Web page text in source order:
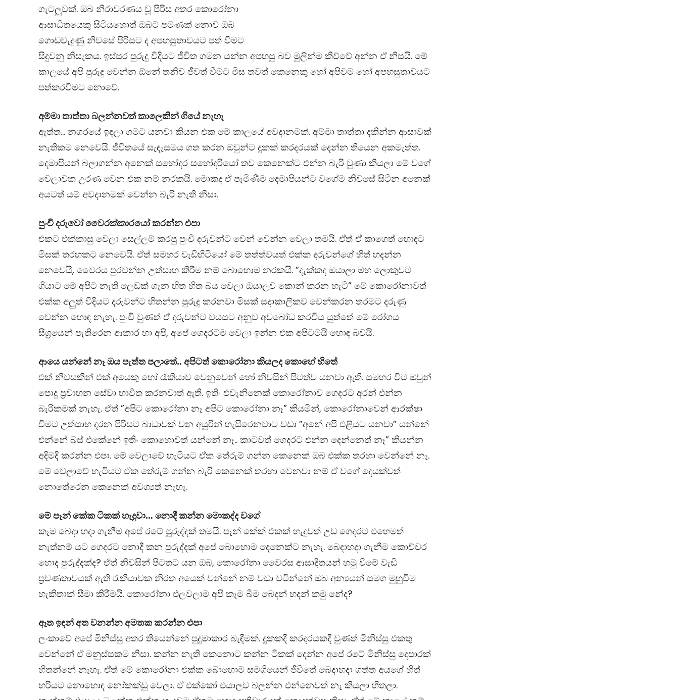
ගැටලුවක්. ඔබ නිරාවරණය වූ පිරිස අතර කොරෝනා
ආසාධිතයෙකු සිටියහොත් ඔබට පමණක් නොව ඔබ
ගොඩවැදුණු නිවසේ පිරිසට ද අපහසුතාවයට පත් වීමට
සිදුවනු නිසැකය. ඉස්සර පුරුදු විදියට ජීවිත ගමන යන්න අපහසු බව මුලින්ම කිව්වේ අන්න ඒ නිසයි. මේ
කාලයේ අපි පුරුදු වෙන්න ඕනේ තනිව ජීවත් වීමට මිස තවත් කෙනෙකු හෝ අපිවම හෝ අපහසුතාවයට
පත්කරවීමට නොවේ.
අම්මා තාත්තා බලන්නවත් කාලෙකින් ගියේ නැහැ
ඇත්ත… නගරයේ ඉඳලා ගමට යනවා කියන එක මේ කාලයේ අවදානමක්. අම්මා තාත්තා දකින්න ආසාවක්
නැතිකම නෙවෙයි. ජීවිතයේ සැඳෑසමය ගත කරන ඔවුන්ට දුකක් කරදරයක් දෙන්න තියෙන අකමැත්ත.
දෙමාපියන් බලාගන්න අනෙක් සහෝදර සහෝදරියෝ තව කෙනෙක්ට එන්න බැරි වුණා කියලා මේ වගේ
වෙලාවක උරණ වෙන එක නම් නරකයි. මොකද ඒ පැමිණීම දෙමාපියන්ට වගේම නිවසේ සිටින අනෙක්
අයටත් යම් අවදානමක් වෙන්න බැරි නැති නිසා.
පුංචි දරුවෝ වෛරක්කාරයෝ කරන්න එපා
එකට එක්කාසු වෙලා සෙල්ලම් කරපු පුංචි දරුවන්ට වෙන් වෙන්න වෙලා තමයි. ඒත් ඒ කාගෙත් හොඳට
මිසක් තරහකට නෙවෙයි. ඒත් සමහර වැඩිහිටියෝ මේ තත්ත්වයත් එක්ක දරුවන්ගේ හිත් හදන්න
නෙවෙයි, වෛරය පුරවන්න උත්සාහ කිරීම නම් බොහොම නරකයි. ”දැක්කද ඔයාලා මහ ලොකුවට
ගියාට මේ අපිට නැති ලෙඩක් ගැන හිත හිත බය වෙලා ඔයාලව කොන් කරන හැටි” මේ කොරෝනාවත්
එක්ක අලුත් විදියට දරුවන්ට හිතන්න පුරුදු කරනවා මිසක් සදාකාලිකව වෙන්කරන තරමට දරුණු
වෙන්න හොඳ නැහැ. පුංචි වුණත් ඒ දරුවන්ට වයසට අනුව අවබෝධ කරවිය යුත්තේ මේ රෝගය
සීග්‍රයෙන් පැතිරෙන ආකාර හා අපි, අපේ ගෙදරටම වෙලා ඉන්න එක අපිටමයි හොඳ බවයි.
ආයෙ යන්නේ නෑ ඔය පැත්ත පලාතේ.. අපිටත් කොරෝනා කියලද කොහේ හිතේ
එක් නිවසකින් එක් අයෙකු හෝ රැකියාව වෙනුවෙන් හෝ නිවසින් පිටත්ව යනවා ඇති. සමහර විට ඔවුන්
පොදු ප්‍රවාහන සේවා භාවිත කරනවාත් ඇති. ඉතිං එවැනිනෙක් කොරෝනාව ගෙදරට අරන් එන්න
බැරිකමක් නැහැ. ඒත් ”අපිට කොරෝනා නෑ අපිට කොරෝනා නෑ” කියමින්, කොරෝනාවෙන් ආරක්ෂා
වීමට උත්සාහ දරන පිරිසට බාධාවක් වන අයුරින් හැසිරෙනවාට වඩා ”අනේ අපි එළියට යනවා” යන්නේ
එන්නේ බස් එකේනේ ඉතිං කොහොවත් යන්නේ නෑ.. කාටවත් ගෙදරට එන්න දෙන්නෙත් නෑ” කියන්න
අදිමදි කරන්න එපා. මේ වෙලාවේ හැටියට ඒක තේරුම් ගන්න කෙනෙක් ඔබ එක්ක තරහා වෙන්නේ නෑ.
මේ වෙලාවේ හැටියට ඒක තේරුම් ගන්න බැරි කෙනෙක් තරහා වෙනවා නම් ඒ වගේ දෙයක්වත්
නොතේරෙන කෙනෙක් අවශ්‍යත් නැහැ.
මේ පෑන් කේක ටිකක් හැදුවා… නොදී කන්න මොකද්ද වගේ
කෑම බෙදා හදා ගැනීම අපේ රටේ පුරුද්දක් තමයි. පෑන් කේක් එකක් හැදුවත් උඩ ගෙදරට එහෙමත්
නැත්නම් යට ගෙදරට නොදී කන පුරුද්දක් අපේ බොහොම දෙනෙක්ට නැහැ. බෙදාහදා ගැනීම කොච්චර
හොද පුරුද්දක්ද? ඒත් නිවසින් පිටතට යන ඔබ, කොරෝනා වෛරස ආසාදිතයන් හමු වීමේ වැඩි
ප්‍රවණතාවයක් ඇති රැකියාවක නිරත අයෙක් වන්නේ නම් වඩා වටින්නේ ඔබ අන්‍යයන් සමග මුහුවීම
හැකිතාක් සීමා කිරීමයි. කොරෝනා එලවලාම අපි කෑම බීම බෙදන් හදන් කමු නේද?
ඈත ඉඳන් අත වනන්න අමතක කරන්න එපා
ලංකාවේ අපේ මිනිස්සු අතර තියෙන්නේ පුදුමාකාර බැඳීමක්. දුකකදී කරදරයකදී වුණත් මිනිස්සු එකතු
වෙන්නේ ඒ මනුස්සකම නිසා. කන්න නැති කෙනොට කන්න ටිකක් දෙන්න අපේ රටේ මිනිස්සු දෙපාරක්
හිතන්නේ නැහැ. ඒත් මේ කොරෝනා එක්ක බොහොම සමගියෙන් ජීවිතේ බෙදාහදා ගත්ත අයගේ හිත්
හරියට නොහොඳ නෝකක්ඩු වෙලා. ඒ එක්කෝ එයාලව බලන්න එන්නෙවත් නෑ කියලා හිතලා.